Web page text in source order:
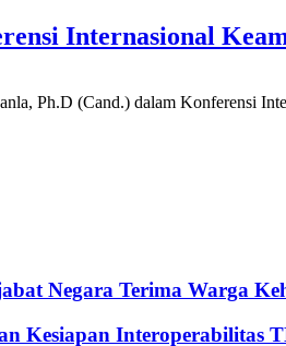
Internasional
Ph.D (Cand.) dalam Konferensi
Negara Terima Warga
Kesiapan Interoperabilitas